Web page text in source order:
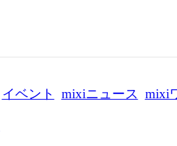
イベント mixiニュース mixi